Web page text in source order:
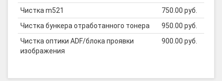
Чистка m521
750.00 руб.
Чистка бункера отработанного тонера
950.00 руб.
Чистка оптики ADF/блока проявки
изображения
900.00 руб.